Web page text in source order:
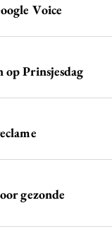
Voice
Prinsjesdag
gezonde